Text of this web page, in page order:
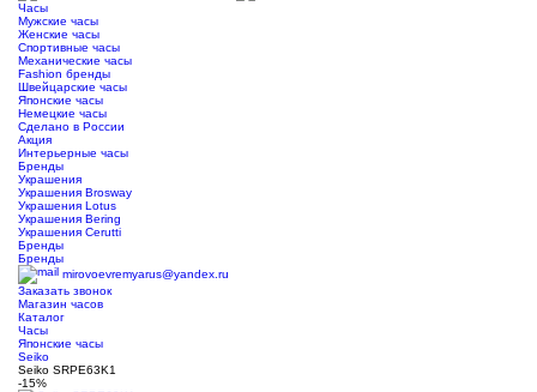
Часы
Мужские часы
Женские часы
Спортивные часы
Механические часы
Fashion бренды
Швейцарские часы
Японские часы
Немецкие часы
Сделано в России
Акция
Интерьерные часы
Бренды
Украшения
Украшения Brosway
Украшения Lotus
Украшения Bering
Украшения Cerutti
Бренды
Бренды
mirovoevremyarus@yandex.ru
Заказать звонок
Магазин часов
Каталог
Часы
Японские часы
Seiko
Seiko SRPE63K1
-15%